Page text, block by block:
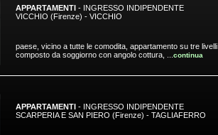
APPARTAMENTI- INGRESSO INDIPENDENTE
VICCHIO (Firenze) - VICCHIO
paese, vicino a tutte le comodita, appartamento su tre livelli
composto da soggiorno con angolo cottura, ... continua
APPARTAMENTI- INGRESSO INDIPENDENTE
SCARPERIA E SAN PIERO (Firenze) - TAGLIAFERRO